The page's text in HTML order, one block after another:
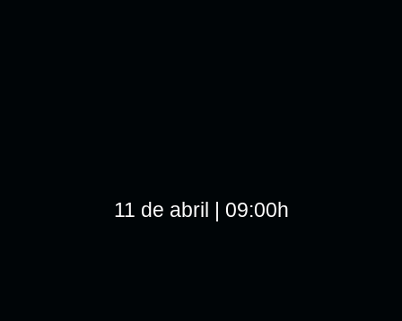
11 de abril | 09:00h